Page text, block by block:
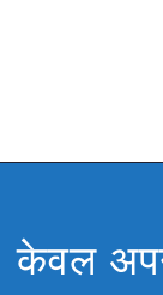
केवल